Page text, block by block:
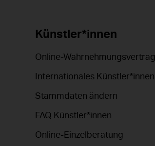
Künstler*innen
Online-Wahrnehmungsvertrag
Internationales Künstler*innen
Stammdaten ändern
FAQ Künstler*innen
Online-Einzelberatung